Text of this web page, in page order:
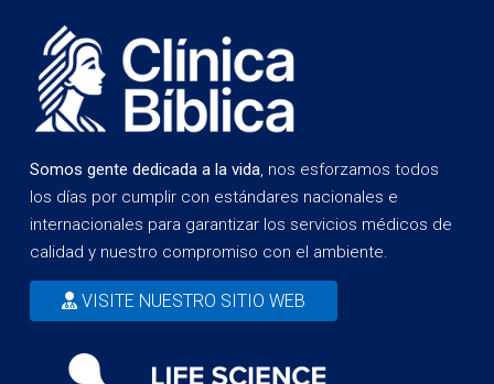
Somos gente dedicada a la vida, nos esforzamos todos
los días por cumplir con estándares nacionales e
internacionales para garantizar los servicios médicos de
calidad y nuestro compromiso con el ambiente.
VISITE NUESTRO SITIO WEB